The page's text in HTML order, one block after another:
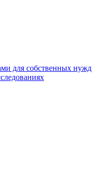
для собственных нужд